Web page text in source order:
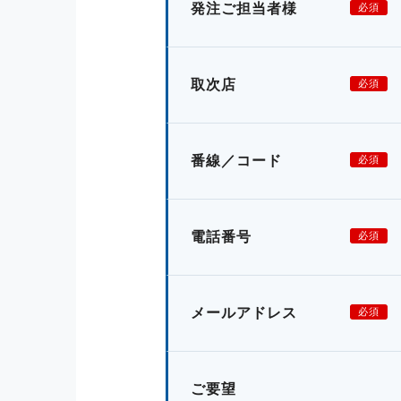
発注ご担当者様 必須
取次店 必須
番線／コード 必須
電話番号 必須
メールアドレス 必須
ご要望